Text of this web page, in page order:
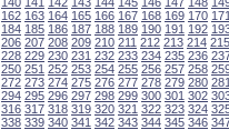
162 163 164 165 166 167 168 169 170 171
184 185 186 187 188 189 190 191 192
206 207 208 209 210 211 212 213 214 215
228 229 230 231 232 233 234 235 236
250 251 252 253 254 255 256 257 258
272 273 274 275 276 277 278 279 280 281
294 295 296 297 298 299 300 301 302
316 317 318 319 320 321 322 323 324
338 339 340 341 342 343 344 345 346